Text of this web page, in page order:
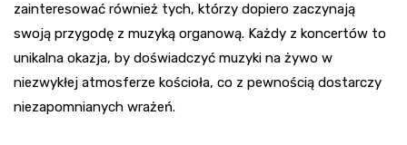
zainteresować również tych, którzy dopiero zaczynają
swoją przygodę z muzyką organową. Każdy z koncertów to
unikalna okazja, by doświadczyć muzyki na żywo w
niezwykłej atmosferze kościoła, co z pewnością dostarczy
niezapomnianych wrażeń.